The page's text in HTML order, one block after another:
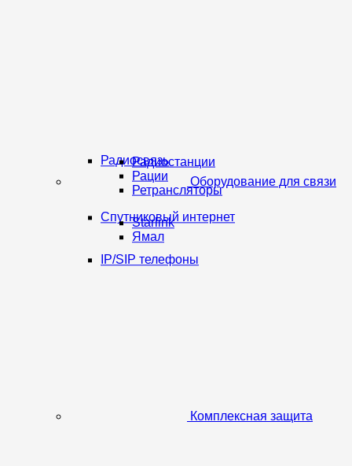
Оборудование для связи
Радиосвязь
Радиостанции
Рации
Ретрансляторы
Спутниковый интернет
Starlink
Ямал
IP/SIP телефоны
Комплексная защита